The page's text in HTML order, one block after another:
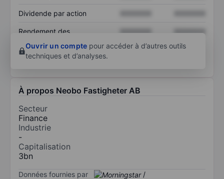
Dividende par action
Rendement des
XXXXXXX
XXXXXXX
Ouvrir un compte pour accéder à d’autres outils
techniques et d’analyses.
À propos Neobo Fastigheter AB
Secteur
Finance
Industrie
-
Capitalisation
3bn
Données fournies par /